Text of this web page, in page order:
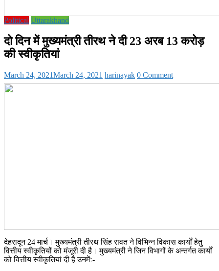
Political Uttarakhand
दो दिन में मुख्यमंत्री तीरथ ने दी 23 अरब 13 करोड़
की स्वीकृतियां
March 24, 2021March 24, 2021 harinayak 0 Comment
देहरादून 24 मार्च। मुख्यमंत्री तीरथ सिंह रावत ने विभिन्न विकास कार्यों हेतु
वित्तीय स्वीकृतियों को मंजूरी दी है। मुख्यमंत्री ने जिन विभागों के अन्तर्गत कार्यों
को वित्तीय स्वीकृतियां दी है उनमेंः-